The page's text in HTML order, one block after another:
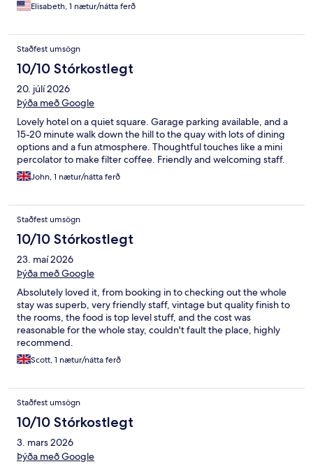
Elisabeth, 1 nætur/nátta ferð
Staðfest umsögn
10/10 Stórkostlegt
20. júlí 2026
Þýða með Google
Lovely hotel on a quiet square. Garage parking available, and a
15-20 minute walk down the hill to the quay with lots of dining
options and a fun atmosphere. Thoughtful touches like a mini
percolator to make filter coffee. Friendly and welcoming staff.
John, 1 nætur/nátta ferð
Staðfest umsögn
10/10 Stórkostlegt
23. maí 2026
Þýða með Google
Absolutely loved it, from booking in to checking out the whole
stay was superb, very friendly staff, vintage but quality finish to
the rooms, the food is top level stuff, and the cost was
reasonable for the whole stay, couldn't fault the place, highly
recommend.
Scott, 1 nætur/nátta ferð
Staðfest umsögn
10/10 Stórkostlegt
3. mars 2026
Þýða með Google